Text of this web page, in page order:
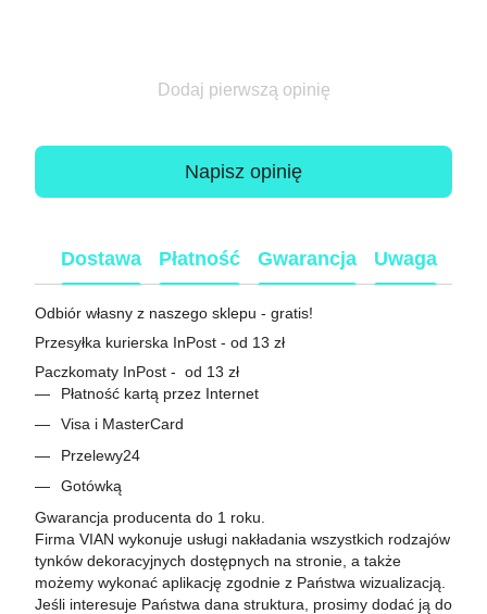
Dodaj pierwszą opinię
Napisz opinię
Dostawa Płatność Gwarancja Uwaga
Odbiór własny z naszego sklepu - gratis!
Przesyłka kurierska InPost - od 13 zł
Paczkomaty InPost - od 13 zł
Płatność kartą przez Internet
Visa i MasterCard
Przelewy24
Gotówką
Gwarancja producenta do 1 roku.
Firma VIAN wykonuje usługi nakładania wszystkich rodzajów
tynków dekoracyjnych dostępnych na stronie, a także
możemy wykonać aplikację zgodnie z Państwa wizualizacją.
Jeśli interesuje Państwa dana struktura, prosimy dodać ją do